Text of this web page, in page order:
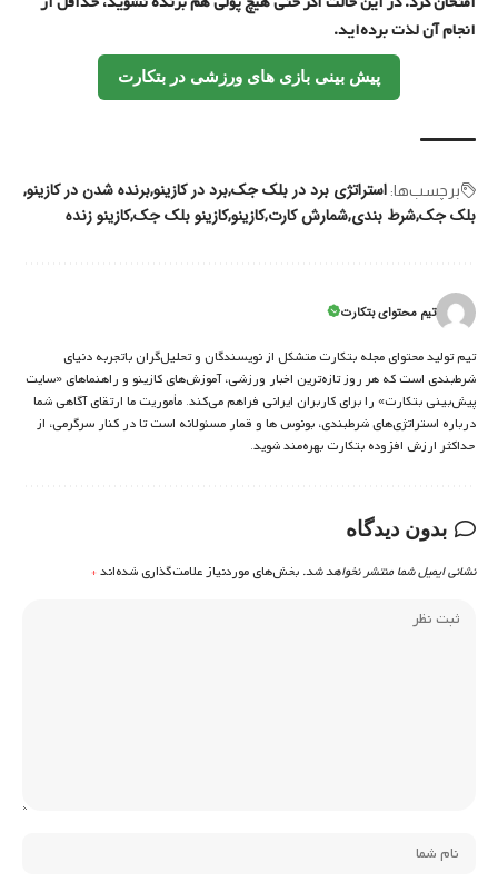
انجام آن لذت برده‌اید.
پیش بینی بازی های ورزشی در بتکارت
برچسب‌‌ها: استراتژی برد در بلک جکبرد در کازینوبرنده شدن در کازینو
بلک جکشرط بندیشمارش کارتکازینوکازینو بلک جککازینو زنده
تیم محتوای بتکارت
تیم تولید محتوای مجله بتکارت متشکل از نویسندگان و تحلیل‌گران باتجربه دنیای
شرط‌بندی است که هر روز تازه‌ترین اخبار ورزشی، آموزش‌های کازینو و راهنماهای «سایت
پیش‌بینی بتکارت» را برای کاربران ایرانی فراهم می‌کند. مأموریت ما ارتقای آگاهی شما
درباره استراتژی‌های شرطبندی، بونوس ها و قمار مسئولانه است تا در کنار سرگرمی، از
حداکثر ارزش افزوده بتکارت بهره‌مند شوید.
بدون دیدگاه
نشانی ایمیل شما منتشر نخواهد شد. بخش‌های موردنیاز علامت‌گذاری شده‌اند*